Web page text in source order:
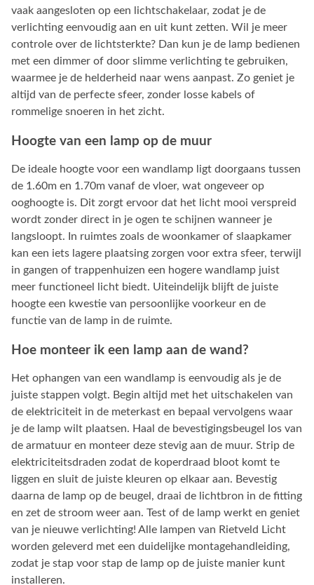
vaak aangesloten op een lichtschakelaar, zodat je de
verlichting eenvoudig aan en uit kunt zetten. Wil je meer
controle over de lichtsterkte? Dan kun je de lamp bedienen
met een dimmer of door slimme verlichting te gebruiken,
waarmee je de helderheid naar wens aanpast. Zo geniet je
altijd van de perfecte sfeer, zonder losse kabels of
rommelige snoeren in het zicht.
Hoogte van een lamp op de muur
De ideale hoogte voor een wandlamp ligt doorgaans tussen
de 1.60m en 1.70m vanaf de vloer, wat ongeveer op
ooghoogte is. Dit zorgt ervoor dat het licht mooi verspreid
wordt zonder direct in je ogen te schijnen wanneer je
langsloopt. In ruimtes zoals de woonkamer of slaapkamer
kan een iets lagere plaatsing zorgen voor extra sfeer, terwijl
in gangen of trappenhuizen een hogere wandlamp juist
meer functioneel licht biedt. Uiteindelijk blijft de juiste
hoogte een kwestie van persoonlijke voorkeur en de
functie van de lamp in de ruimte.
Hoe monteer ik een lamp aan de wand?
Het ophangen van een wandlamp is eenvoudig als je de
juiste stappen volgt. Begin altijd met het uitschakelen van
de elektriciteit in de meterkast en bepaal vervolgens waar
je de lamp wilt plaatsen. Haal de bevestigingsbeugel los van
de armatuur en monteer deze stevig aan de muur. Strip de
elektriciteitsdraden zodat de koperdraad bloot komt te
liggen en sluit de juiste kleuren op elkaar aan. Bevestig
daarna de lamp op de beugel, draai de lichtbron in de fitting
en zet de stroom weer aan. Test of de lamp werkt en geniet
van je nieuwe verlichting! Alle lampen van Rietveld Licht
worden geleverd met een duidelijke montagehandleiding,
zodat je stap voor stap de lamp op de juiste manier kunt
installeren.